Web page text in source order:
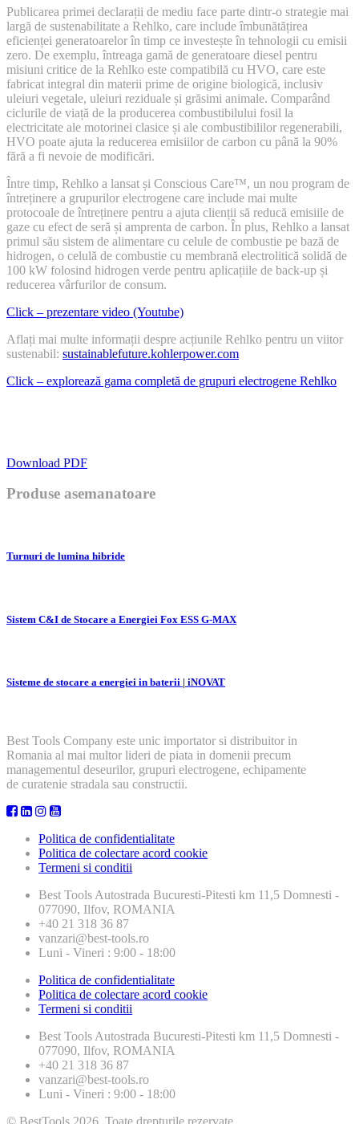
Publicarea primei declarații de mediu face parte dintr-o strategie mai
largă de sustenabilitate a Rehlko, care include îmbunătățirea
eficienței generatoarelor în timp ce investește în tehnologii cu emisii
zero. De exemplu, întreaga gamă de generatoare diesel pentru
misiuni critice de la Rehlko este compatibilă cu HVO, care este
fabricat integral din materii prime de origine biologică, inclusiv
uleiuri vegetale, uleiuri reziduale și grăsimi animale. Comparând
ciclurile de viață de la producerea combustibilului fosil la
electricitate ale motorinei clasice și ale combustibililor regenerabili,
HVO poate ajuta la reducerea emisiilor de carbon cu până la 90%
fără a fi nevoie de modificări.
Între timp, Rehlko a lansat și Conscious Care™, un nou program de
întreținere a grupurilor electrogene care include mai multe
protocoale de întreținere pentru a ajuta clienții să reducă emisiile de
gaze cu efect de seră și amprenta de carbon. În plus, Rehlko a lansat
primul său sistem de alimentare cu celule de combustie pe bază de
hidrogen, o celulă de combustie cu membrană electrolitică solidă de
100 kW folosind hidrogen verde pentru aplicațiile de back-up și
reducerea vârfurilor de consum.
Click – prezentare video (Youtube)
Aflați mai multe informații despre acțiunile Rehlko pentru un viitor
sustenabil: sustainablefuture.kohlerpower.com
Click – explorează gama completă de grupuri electrogene Rehlko
Download PDF
Produse asemanatoare
Turnuri de lumina hibride
Sistem C&I de Stocare a Energiei Fox ESS G-MAX
Sisteme de stocare a energiei in baterii | iNOVAT
Best Tools Company este unic importator si distribuitor in
Romania al mai multor lideri de piata in domenii precum
managementul deseurilor, grupuri electrogene, echipamente
de curatenie stradala sau constructii.
Politica de confidentialitate
Politica de colectare acord cookie
Termeni si conditii
Best Tools Autostrada Bucuresti-Pitesti km 11,5 Domnesti -
077090, Ilfov, ROMANIA
+40 21 318 36 87
vanzari@best-tools.ro
Luni - Vineri : 9:00 - 18:00
Politica de confidentialitate
Politica de colectare acord cookie
Termeni si conditii
Best Tools Autostrada Bucuresti-Pitesti km 11,5 Domnesti -
077090, Ilfov, ROMANIA
+40 21 318 36 87
vanzari@best-tools.ro
Luni - Vineri : 9:00 - 18:00